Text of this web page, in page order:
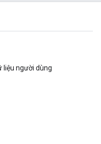
liệu người dùng